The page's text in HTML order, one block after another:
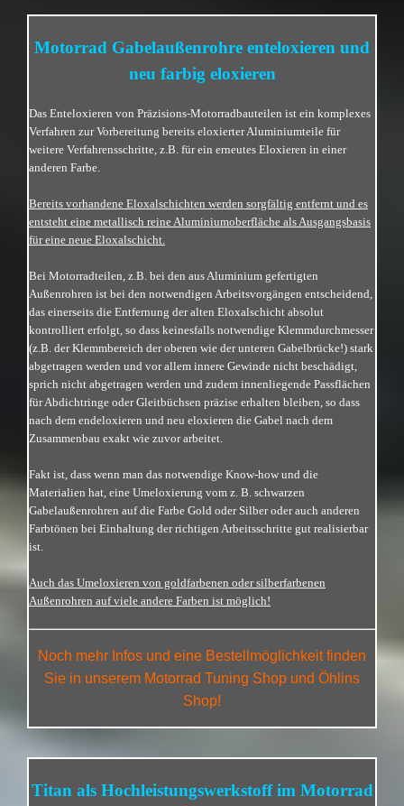
Motorrad Gabelaußenrohre enteloxieren und
neu farbig eloxieren
Das Enteloxieren von Präzisions-Motorradbauteilen ist ein komplexes
Verfahren zur Vorbereitung bereits eloxierter Aluminiumteile für
weitere Verfahrensschritte, z.B. für ein erneutes Eloxieren in einer
anderen Farbe.
Bereits vorhandene Eloxalschichten werden sorgfältig entfernt und es
entsteht eine metallisch reine Aluminiumoberfläche als Ausgangsbasis
für eine neue Eloxalschicht.
Bei Motorradteilen, z.B. bei den aus Aluminium gefertigten
Außenrohren ist bei den notwendigen Arbeitsvorgängen entscheidend,
das einerseits die Entfernung der alten Eloxalschicht absolut
kontrolliert erfolgt, so dass keinesfalls notwendige Klemmdurchmesser
(z.B. der Klemmbereich der oberen wie der unteren Gabelbrücke!) stark
abgetragen werden und vor allem innere Gewinde nicht beschädigt,
sprich nicht abgetragen werden und zudem innenliegende Passflächen
für Abdichtringe oder Gleitbüchsen präzise erhalten bleiben, so dass
nach dem endeloxieren und neu eloxieren die Gabel nach dem
Zusammenbau exakt wie zuvor arbeitet.
Fakt ist, dass wenn man das notwendige Know-how und die
Materialien hat, eine Umeloxierung vom z. B. schwarzen
Gabelaußenrohren auf die Farbe Gold oder Silber oder auch anderen
Farbtönen bei Einhaltung der richtigen Arbeitsschritte gut realisierbar
ist.
Auch das Umeloxieren von goldfarbenen oder silberfarbenen
Außenrohren auf viele andere Farben ist möglich!
Noch mehr Infos und eine Bestellmöglichkeit finden
Sie in unserem Motorrad Tuning Shop und Öhlins
Shop!
Titan als Hochleistungswerkstoff im Motorrad